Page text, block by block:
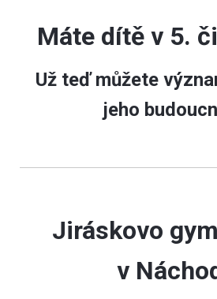
Máte dítě v 5.
Už teď můžete
jeho
Jiráskovo
v